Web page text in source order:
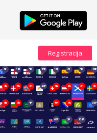
2P 12P 5P 13P 12P 6P 5P 19P
4h 5h 3h 20P 3h 6h 3h 3h
6h 7h 4P 10h 7h 38P
68P 3P 151P